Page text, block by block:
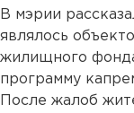
В мэрии
являлось
жилищного
программу
После жалоб